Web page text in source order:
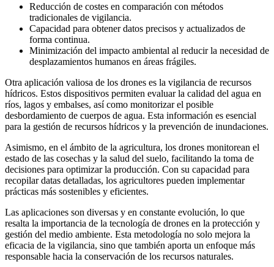
Reducción de costes en comparación con métodos
tradicionales de vigilancia.
Capacidad para obtener datos precisos y actualizados de
forma continua.
Minimización del impacto ambiental al reducir la necesidad de
desplazamientos humanos en áreas frágiles.
Otra aplicación valiosa de los drones es la vigilancia de recursos
hídricos. Estos dispositivos permiten evaluar la calidad del agua en
ríos, lagos y embalses, así como monitorizar el posible
desbordamiento de cuerpos de agua. Esta información es esencial
para la gestión de recursos hídricos y la prevención de inundaciones.
Asimismo, en el ámbito de la agricultura, los drones monitorean el
estado de las cosechas y la salud del suelo, facilitando la toma de
decisiones para optimizar la producción. Con su capacidad para
recopilar datas detalladas, los agricultores pueden implementar
prácticas más sostenibles y eficientes.
Las aplicaciones son diversas y en constante evolución, lo que
resalta la importancia de la tecnología de drones en la protección y
gestión del medio ambiente. Esta metodología no solo mejora la
eficacia de la vigilancia, sino que también aporta un enfoque más
responsable hacia la conservación de los recursos naturales.